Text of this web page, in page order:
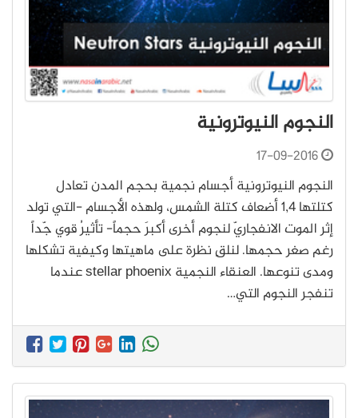
ﺍﻟﻨﺠﻮﻡ ﺍﻟﻨﻴﻮﺗﺮﻭﻧﻴﺔ
17-09-2016
ﺍﻟﻨﺠﻮﻡ ﺍﻟﻨﻴﻮﺗﺮﻭﻧﻴﺔ ﺃﺟﺴﺎﻡ ﻧﺠﻤﻴﺔ ﺑﺤﺠﻢ ﺍﻟﻤﺪﻥ ﺗﻌﺎﺩﻝ
ﻛﺘﻠﺘﻬﺎ 1,4 ﺃﺿﻌﺎﻑ ﻛﺘﻠﺔ ﺍﻟﺸﻤﺲ، ﻭﻟﻬﺬﻩ ﺍﻷﺟﺴﺎﻡ -ﺍﻟﺘﻲ ﺗﻮﻟﺪ
ﺇﺛﺮ الموت ﺍﻻﻧﻔﺠﺎﺭﻱّ ﻟﻨﺠﻮﻡ ﺃﺧﺮﻯ ﺃﻛﺒﺮَ ﺣﺠﻤﺎً- ﺗﺄﺛﻴﺮُ ﻗﻮﻱ ﺟّﺪﺍً
ﺭﻏﻢ ﺻﻐﺮ ﺣﺠﻤﻬﺎ. ﻟﻨﻠﻖِ ﻧﻈﺮﺓ ﻋﻠﻰ ﻣﺎﻫﻴﺘﻬﺎ ﻭﻛﻴﻔﻴﺔ ﺗﺸﻜﻠﻬﺎ
ﻭﻣﺪﻯ ﺗﻨﻮﻋﻬﺎ. ﺍﻟﻌﻨﻘﺎﺀ ﺍﻟﻨﺠﻤﻴﺔ stellar phoenix ﻋﻨﺪما
تنفجر ﺍﻟﻨﺠﻮﻡ ﺍﻟﺘﻲ…